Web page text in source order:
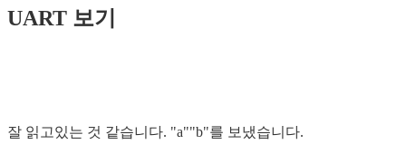
UART 보기
잘 읽고있는 것 같습니다. "a""b"를 보냈습니다.